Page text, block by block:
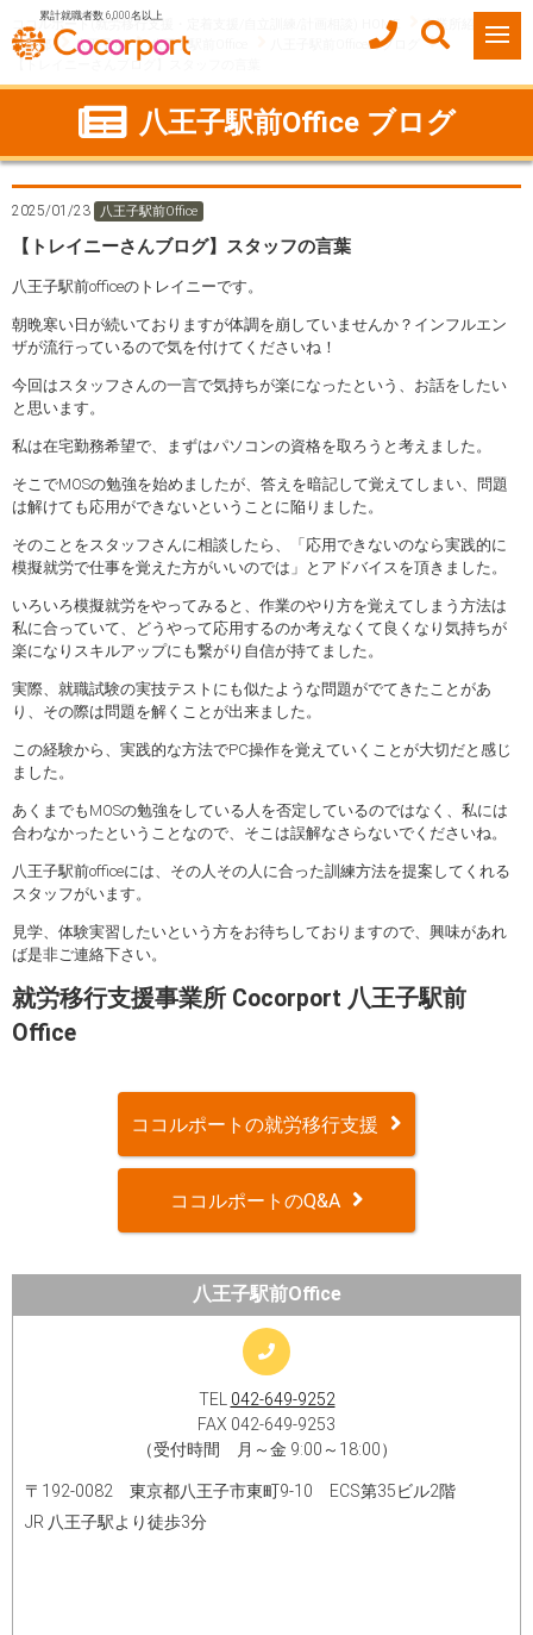
累計就職者数 6,000名以上
ココルポート(就労移行支援・定着支援/自立訓練/計画相談) HOME
事業所紹介
東京都
八王子市 八王子駅前Office
八王子駅前Officeのブログ
【トレイニーさんブログ】スタッフの言葉
八王子駅前Office ブログ
2025/01/23 八王子駅前Office
【トレイニーさんブログ】スタッフの言葉
八王子駅前officeのトレイニーです。
朝晩寒い日が続いておりますが体調を崩していませんか？インフルエン
ザが流行っているので気を付けてくださいね！
今回はスタッフさんの一言で気持ちが楽になったという、お話をしたい
と思います。
私は在宅勤務希望で、まずはパソコンの資格を取ろうと考えました。
そこでMOSの勉強を始めましたが、答えを暗記して覚えてしまい、問題
は解けても応用ができないということに陥りました。
そのことをスタッフさんに相談したら、「応用できないのなら実践的に
模擬就労で仕事を覚えた方がいいのでは」とアドバイスを頂きました。
いろいろ模擬就労をやってみると、作業のやり方を覚えてしまう方法は
私に合っていて、どうやって応用するのか考えなくて良くなり気持ちが
楽になりスキルアップにも繋がり自信が持てました。
実際、就職試験の実技テストにも似たような問題がでてきたことがあ
り、その際は問題を解くことが出来ました。
この経験から、実践的な方法でPC操作を覚えていくことが大切だと感じ
ました。
あくまでもMOSの勉強をしている人を否定しているのではなく、私には
合わなかったということなので、そこは誤解なさらないでくださいね。
八王子駅前officeには、その人その人に合った訓練方法を提案してくれる
スタッフがいます。
見学、体験実習したいという方をお待ちしておりますので、興味があれ
ば是非ご連絡下さい。
就労移行支援事業所 Cocorport 八王子駅前
Office
ココルポートの就労移行支援
ココルポートのQ&A
八王子駅前Office
TEL 042-649-9252
FAX 042-649-9253
（受付時間 月～金 9:00～18:00）
〒192-0082 東京都八王子市東町9-10 ECS第35ビル2階
JR 八王子駅より徒歩3分